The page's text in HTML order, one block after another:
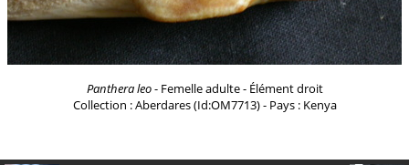
Panthera leo- Femelle adulte - Élément droit
Collection : Aberdares (Id:OM7713) - Pays : Kenya